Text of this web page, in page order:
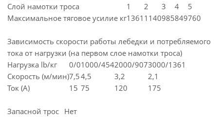
Слой намотки троса
1 2 3 4
5
Максимальное тяговое усилие кг1361 1140985849760
Зависимость скорости работы лебедки и потребляемого
тока от нагрузки (на первом слое намотки троса)
Нагрузка lb/кг
0/01000/4542000/9073000/1361
Скорость (м/мин)7,54,5 3,2
2,1
Ток (А)
15 75 120 175
Запасной трос Нет